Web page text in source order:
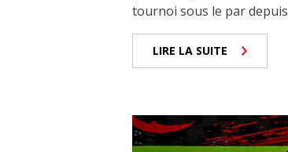
tournoi sous le par
LIRE LA SUITE